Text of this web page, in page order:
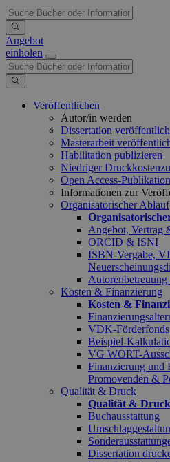
Angebot
einholen
Veröffentlichen
Autor/in werden
Dissertation
Masterarbeit
Habilitation publizieren
Niedriger
Open Access-Publikation
Informationen zur
Organisatorischer Ablauf
Angebot, Vertrag
ORCID & ISNI
ISBN-Vergabe,
Kosten & Finanzierung
Kosten &
VDK-
Beispiel-
VG WORT-
Finanzierung und
Promovenden &
Qualität & Druck
Qualität & Druck
Buchausstattung
Dissertation